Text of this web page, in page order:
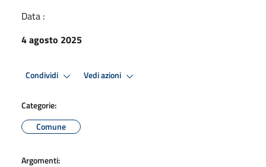
Data :
4 agosto 2025
Condividi Vedi azioni
Categorie:
Comune
Argomenti: